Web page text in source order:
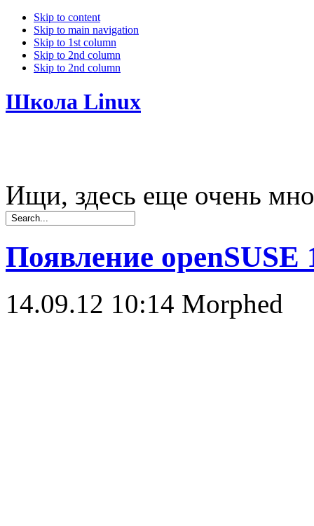
Skip to content
Skip to main navigation
Skip to 1st column
Skip to 2nd column
Skip to 2nd column
Школа Linux
Ищи, здесь еще очень
Появление openSUSE
14.09.12 10:14 Morphed